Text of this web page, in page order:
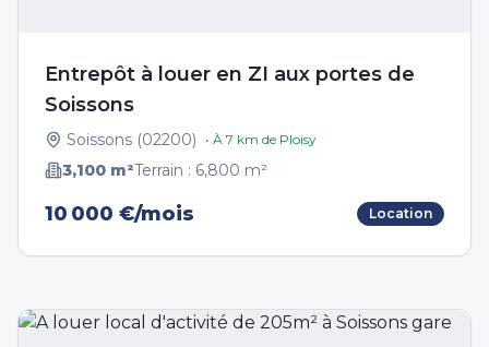
Entrepôt à louer en ZI aux portes de
Soissons
Soissons (02200) • À 7 km de Ploisy
3,100 m²Terrain : 6,800 m²
10 000 €/mois Location